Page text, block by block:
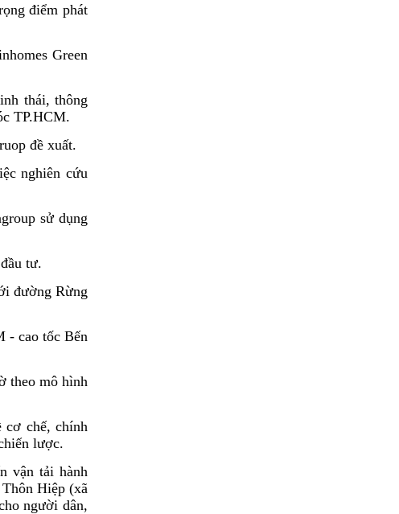
điểm phát
Green
thái, thông
TP.HCM.
đề xuất.
nghiên cứu
sử dụng
tư.
đường Rừng
- cao tốc Bến
theo mô hình
cơ chế, chính
lược.
vận tải hành
Hiệp (xã
người dân,